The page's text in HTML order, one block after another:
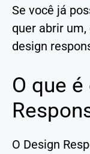
Se você já
quer abrir
design
O que
O Design